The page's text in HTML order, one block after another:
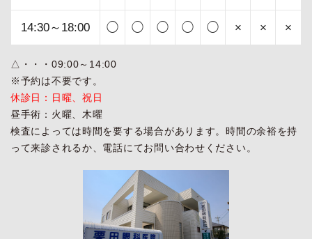
14:30～18:00 ◯ ◯ ◯ ◯ ◯ × × ×
△・・・09:00～14:00
※予約は不要です。
休診日：日曜、祝日
昼手術：火曜、木曜
検査によっては時間を要する場合があります。時間の余裕を持
って来診されるか、電話にてお問い合わせください。